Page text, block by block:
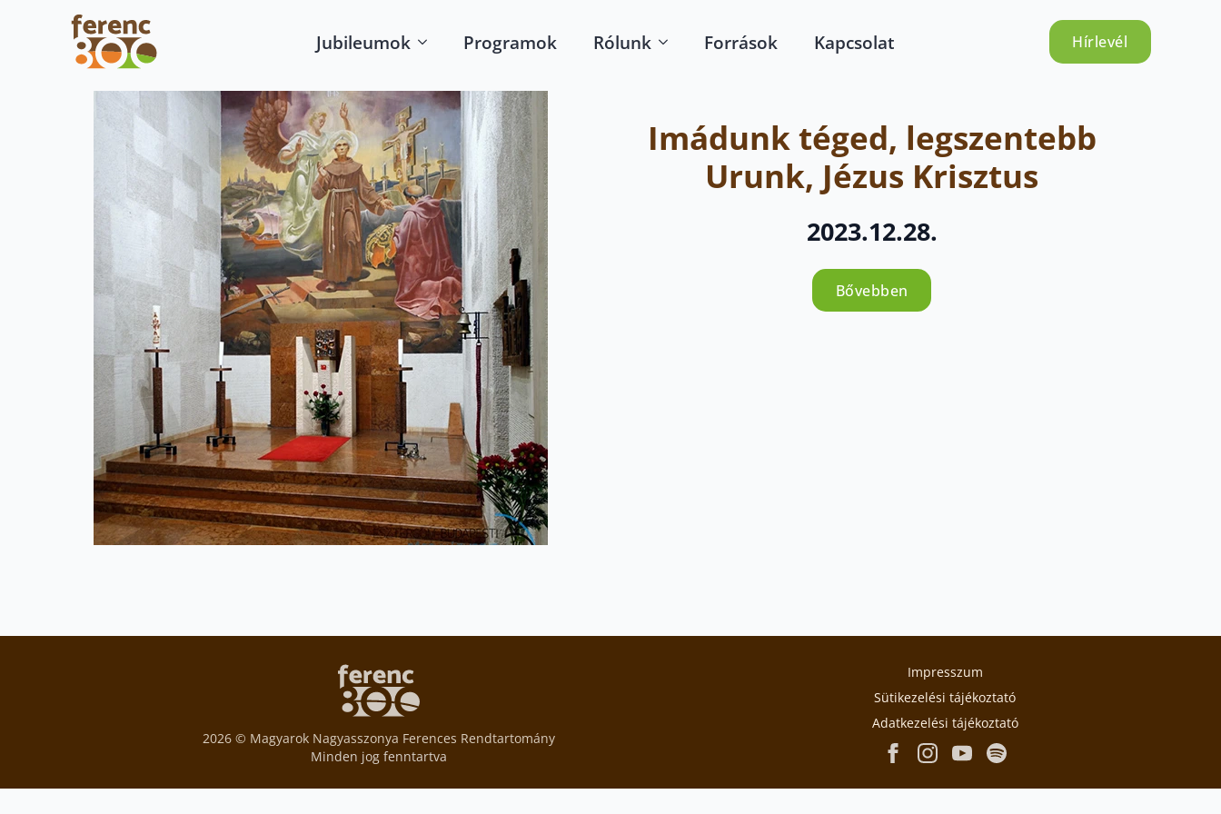
Jubileumok Programok Rólunk Források Kapcsolat Hírlevél
Imádunk téged, legszentebb
Urunk, Jézus Krisztus
2023.12.28.
Bővebben
2026 © Magyarok Nagyasszonya Ferences Rendtartomány
Minden jog fenntartva
Impresszum
Sütikezelési tájékoztató
Adatkezelési tájékoztató